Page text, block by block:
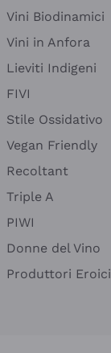
Vini Biodinamici
Vini in Anfora
Lieviti Indigeni
FIVI
Stile Ossidativo
Vegan Friendly
Recoltant
Triple A
PIWI
Donne del Vino
Produttori Eroici